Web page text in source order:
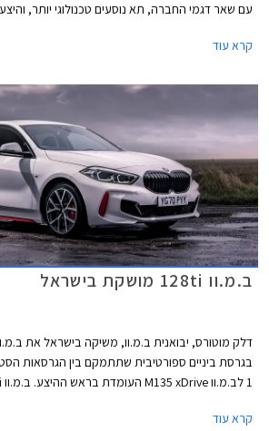
עם שאר דגמי החברה, תא נוסעים טכנולוגי יותר,
כעת בלעדית לדגמים החשמליים של החברה.
קרא עוד
ב.מ.וו 128ti מושקת בישראל
בגרסת ביניים ספורטיבית שתתמקם בין הגרסאות
קרא עוד